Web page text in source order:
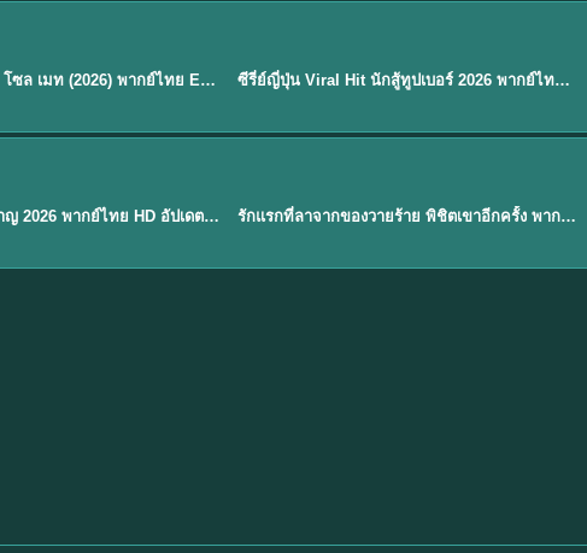
EP.8ดูซีรี่ย์ Soul Mate โซล เมท (2026) พากย์ไทย EP.1-8 (จบ) ★7.9 EP.6ซีรี่ย์ญี่ปุ่น Viral Hit นักสู้ทูปเบอร์ 2026 พากย์ไทย EP.1-6
EP.1องค์ชายสี่เจ้าสำราญ 2026 พากย์ไทย HD อัปเดตล่าสุด ดูออนไลน์ EP.1รักแรกที่ลาจากของวายร้าย พิชิตเขาอีกครั้ง พากย์ไทย